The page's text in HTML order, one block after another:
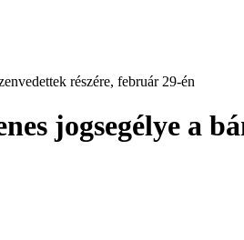
részére, február 29-én
jogsegélye a